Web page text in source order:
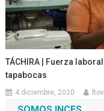
TÁCHIRA | Fuerza
tapabocas
4 diciembre, 2020